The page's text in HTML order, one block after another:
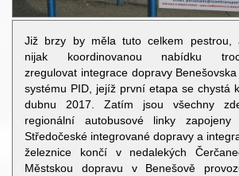
Již brzy by měla tuto celkem pestrou,
nijak koordinovanou nabídku
zregulovat integrace dopravy
systému PID, jejíž první etapa se chystá k
dubnu 2017. Zatím jsou všechny
regionální autobusové linky zapojeny
Středočeské integrované dopravy a
železnice končí v nedalekých
Městskou dopravu v Benešově